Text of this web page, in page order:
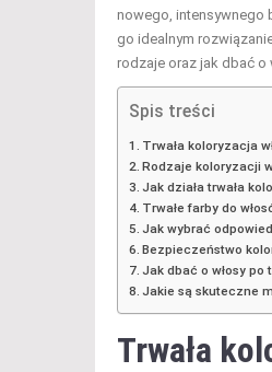
nowego, intensywnego
go idealnym
rodzaje oraz jak dbać o
Spis treści
Trwała koloryzacja
Rodzaje koloryzacji
Jak działa trwała
Trwałe farby do
Jak wybrać
Bezpieczeństwo
Jak dbać o włosy po
Jakie są skuteczne
Trwała